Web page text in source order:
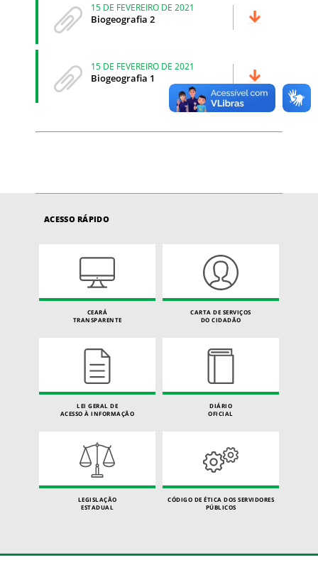
15 DE FEVEREIRO DE 2021
Biogeografia 2
15 DE FEVEREIRO DE 2021
Biogeografia 1
ACESSO RÁPIDO
CEARÁ
TRANSPARENTE
CARTA DE SERVIÇOS
DO CIDADÃO
LEI GERAL DE
ACESSO À INFORMAÇÃO
DIÁRIO
OFICIAL
LEGISLAÇÃO
ESTADUAL
CÓDIGO DE ÉTICA DOS SERVIDORES
PÚBLICOS